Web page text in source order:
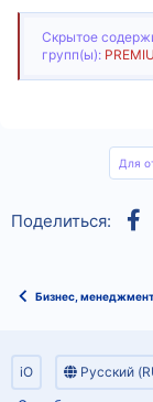
Скрытое
групп(ы):
Для
Поделиться:
Бизнес,
iO
Русский